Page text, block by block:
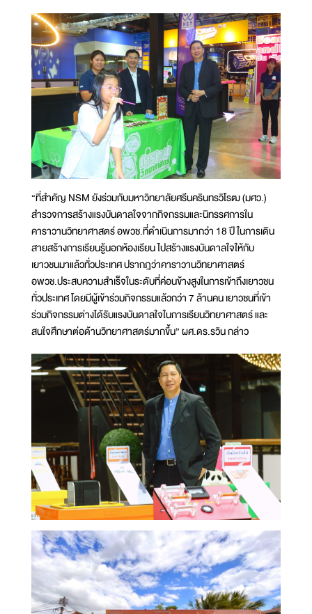
“ที่สำคัญ NSM ยังร่วมกับมหาวิทยาลัยศรีนครินทรวิโรฒ (มศว.)
สำรวจการสร้างแรงบันดาลใจจากกิจกรรมและนิทรรศการใน
คาราวานวิทยาศาสตร์ อพวช.ที่ดำเนินการมากว่า 18 ปี ในการเดิน
สายสร้างการเรียนรู้นอกห้องเรียน ไปสร้างแรงบันดาลใจให้กับ
เยาวชนมาแล้วทั่วประเทศ ปรากฎว่าคาราวานวิทยาศาสตร์
อพวช.ประสบความสำเร็จในระดับที่ค่อนข้างสูงในการเข้าถึงเยาวชน
ทั่วประเทศ โดยมีผู้เข้าร่วมกิจกรรมแล้วกว่า 7 ล้านคน เยาวชนที่เข้า
ร่วมกิจกรรมต่างได้รับแรงบันดาลใจในการเรียนวิทยาศาสตร์ และ
สนใจศึกษาต่อด้านวิทยาศาสตร์มากขึ้น” ผศ.ดร.รวิน กล่าว